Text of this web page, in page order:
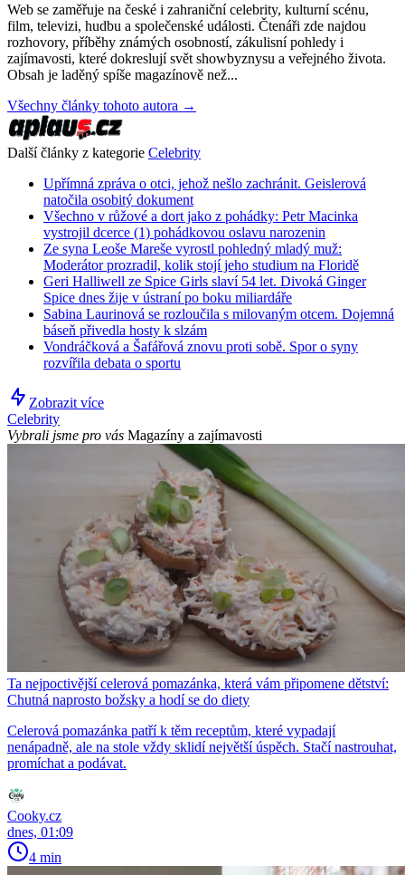
Web se zaměřuje na české i zahraniční celebrity, kulturní scénu,
film, televizi, hudbu a společenské události. Čtenáři zde najdou
rozhovory, příběhy známých osobností, zákulisní pohledy i
zajímavosti, které dokreslují svět showbyznysu a veřejného života.
Obsah je laděný spíše magazínově než...
Všechny články tohoto autora →
Další články z kategorie Celebrity
Upřímná zpráva o otci, jehož nešlo zachránit. Geislerová
natočila osobitý dokument
Všechno v růžové a dort jako z pohádky: Petr Macinka
vystrojil dcerce (1) pohádkovou oslavu narozenin
Ze syna Leoše Mareše vyrostl pohledný mladý muž:
Moderátor prozradil, kolik stojí jeho studium na Floridě
Geri Halliwell ze Spice Girls slaví 54 let. Divoká Ginger
Spice dnes žije v ústraní po boku miliardáře
Sabina Laurinová se rozloučila s milovaným otcem. Dojemná
báseň přivedla hosty k slzám
Vondráčková a Šafářová znovu proti sobě. Spor o syny
rozvířila debata o sportu
Zobrazit více
Celebrity
Vybrali jsme pro vás Magazíny a zajímavosti
Ta nejpoctivější celerová pomazánka, která vám připomene dětství:
Chutná naprosto božsky a hodí se do diety
Celerová pomazánka patří k těm receptům, které vypadají
nenápadně, ale na stole vždy sklidí největší úspěch. Stačí nastrouhat,
promíchat a podávat.
Cooky.cz
dnes, 01:09
4 min